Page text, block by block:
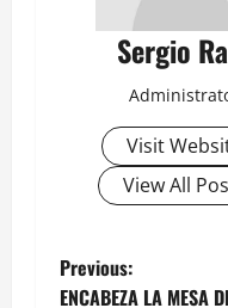
Sergio
Visit
View All
P
Previous:
ENCABEZA LA MESA